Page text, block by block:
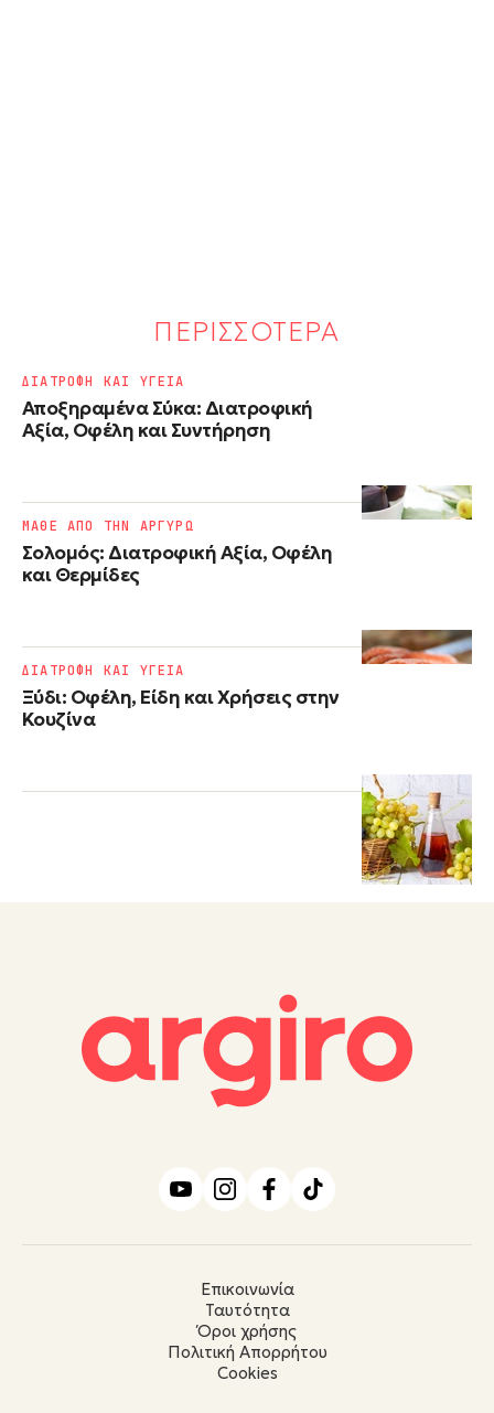
ΠΕΡΙΣΣΟΤΕΡΑ
Αποξηραμένα Σύκα: Διατροφική
Αξία, Οφέλη και Συντήρηση
ΔΙΑΤΡΟΦΗ ΚΑΙ ΥΓΕΙΑ
Σολομός: Διατροφική Αξία, Οφέλη
και Θερμίδες
ΜΑΘΕ ΑΠΟ ΤΗΝ ΑΡΓΥΡΩ
Ξύδι: Οφέλη, Είδη και Χρήσεις στην
Κουζίνα
ΔΙΑΤΡΟΦΗ ΚΑΙ ΥΓΕΙΑ
Επικοινωνία
Ταυτότητα
Όροι χρήσης
Πολιτική Απορρήτου
Cookies